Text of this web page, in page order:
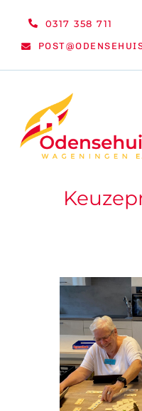
0317 358 711
WELKOM
ORGANISATIE
VRIJWILLIGERS &
CONTACT